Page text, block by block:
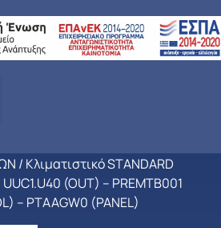
/ Κλιματιστικό STANDARD
(OUT) – PREMTB001
– PTAAGW0 (PANEL)